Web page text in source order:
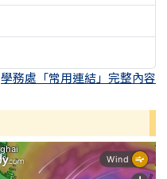
學務處「常用連結」完整內容